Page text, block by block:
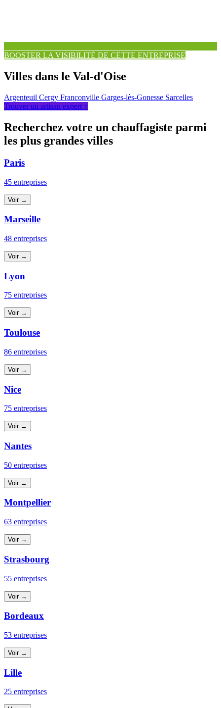
BOOSTER LA VISIBILITÉ DE CETTE ENTREPRISE
Villes dans le Val-d'Oise
Argenteuil Cergy Franconville Garges-lès-Gonesse Sarcelles
Trouver un artisan expert ↑
Recherchez votre un chauffagiste parmi
les plus grandes villes
Paris
45 entreprises
Voir →
Marseille
48 entreprises
Voir →
Lyon
75 entreprises
Voir →
Toulouse
86 entreprises
Voir →
Nice
75 entreprises
Voir →
Nantes
50 entreprises
Voir →
Montpellier
63 entreprises
Voir →
Strasbourg
55 entreprises
Voir →
Bordeaux
53 entreprises
Voir →
Lille
25 entreprises